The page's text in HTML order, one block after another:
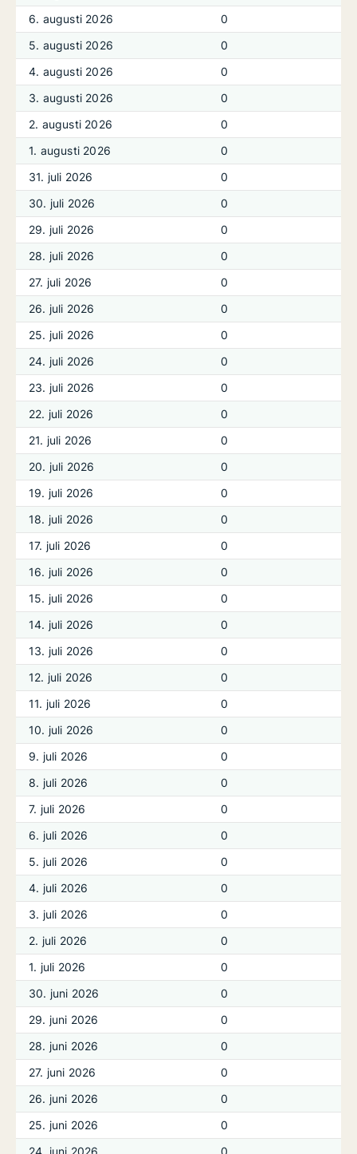
6. augusti 2026
0
5. augusti 2026
0
4. augusti 2026
0
3. augusti 2026
0
2. augusti 2026
0
1. augusti 2026
0
31. juli 2026
0
30. juli 2026
0
29. juli 2026
0
28. juli 2026
0
27. juli 2026
0
26. juli 2026
0
25. juli 2026
0
24. juli 2026
0
23. juli 2026
0
22. juli 2026
0
21. juli 2026
0
20. juli 2026
0
19. juli 2026
0
18. juli 2026
0
17. juli 2026
0
16. juli 2026
0
15. juli 2026
0
14. juli 2026
0
13. juli 2026
0
12. juli 2026
0
11. juli 2026
0
10. juli 2026
0
9. juli 2026
0
8. juli 2026
0
7. juli 2026
0
6. juli 2026
0
5. juli 2026
0
4. juli 2026
0
3. juli 2026
0
2. juli 2026
0
1. juli 2026
0
30. juni 2026
0
29. juni 2026
0
28. juni 2026
0
27. juni 2026
0
26. juni 2026
0
25. juni 2026
0
24. juni 2026
0